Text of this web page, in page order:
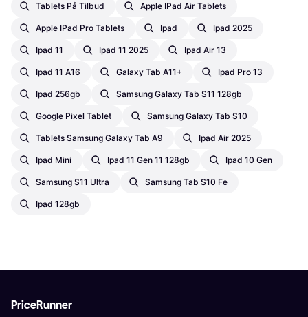
Tablets På Tilbud Apple IPad Air Tablets
Apple IPad Pro Tablets Ipad Ipad 2025
Ipad 11 Ipad 11 2025 Ipad Air 13
Ipad 11 A16 Galaxy Tab A11+ Ipad Pro 13
Ipad 256gb Samsung Galaxy Tab S11 128gb
Google Pixel Tablet Samsung Galaxy Tab S10
Tablets Samsung Galaxy Tab A9 Ipad Air 2025
Ipad Mini Ipad 11 Gen 11 128gb Ipad 10 Gen
Samsung S11 Ultra Samsung Tab S10 Fe
Ipad 128gb
PriceRunner